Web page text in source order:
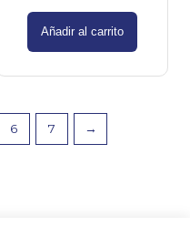
Añadir al carrito
6 7 →